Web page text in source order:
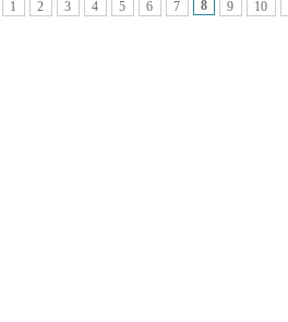
1 2 3 4 5 6 7 8 9 10